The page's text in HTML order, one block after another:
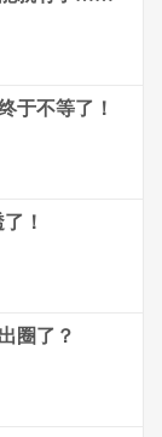
于不等了！
！
圈了？